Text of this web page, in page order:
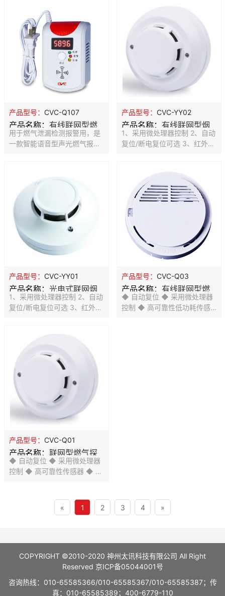
振动信号, 提高侦测灵敏度比
一般高出1倍, 再经过特别设计
的滤波器,彻底防止打雷、鞭炮
及汽车喇叭等干扰因素,大大降
低误报现象。本產品适用于所
有经过振动破坏的设备,如水泥
墙、砖墙、玻璃、钢板、及铁
板所制成的产品
气浓度。探测器选用高稳定性
催化燃烧式传感器,具有稳定性
高,灵敏度漂移小等特点，带浓
度显示功能。
产品型号： CVC-Q107
产品名称： 有线联网型燃
气探测器
用于燃气泄漏检测报警用，是
一款智能语音型声光燃气报警
器选用高稳定性催化燃烧式传
感器,具有稳定性高,灵敏度漂
移小等特点。采用数码管显示
报警浓度,探测器可工作电压范
围在AC100V-AC240V之间,并
具备安装后备电池的功能,可使
用9V镍氢充电电池。本产品应
机可实现不同功能的联网报警
应用。
产品型号： CVC-YY02
产品名称： 有线联网型烟
雾探测器
1、采用微处理器控制 2、自动
复位/断电复位可选 3、红外光
6、金属屏蔽罩，抗电磁干扰
7、环境适应性强 8、SMT工
艺制造， 稳定性强 9、防尘、
防虫、抗白光干扰设计
产品型号： CVC-YY01
产品名称： 光电式联网烟
雾探测器
1、采用微处理器控制 2、自动
复位/断电复位可选 3、红外光
艺制造， 稳定性强 9、防尘、
防虫、抗白光干扰设计
产品型号： CVC-Q03
产品名称： 有线联网型燃
气探测器
◆ 自动复位 ◆ 采用微处理器
控制 ◆ 高可靠性低功耗传感
产品型号： CVC-Q01
产品名称： 联网型燃气探
测器
◆ 自动复位 ◆ 采用微处理器
控制 ◆ 高可靠性传感器 ◆ 故
制造， 稳定性强 « 1 2 3 4 »
COPYRIGHT ©2010-2020 神州太讯科技有限公司 All Right
Reserved 京ICP备05044001号
咨询热线：010-65585366/010-65585367/010-65585387；传
真：010-65585389；400-6779-110